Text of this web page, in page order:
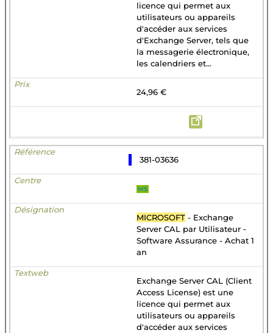
licence qui permet aux
utilisateurs ou appareils
d'accéder aux services
d'Exchange Server, tels que
la messagerie électronique,
les calendriers et...
24,96 €
381-03636
MS
MICROSOFT - Exchange
Server CAL par Utilisateur -
Software Assurance - Achat 1
an
Exchange Server CAL (Client
Access License) est une
licence qui permet aux
utilisateurs ou appareils
d'accéder aux services